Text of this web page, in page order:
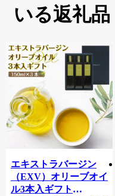
いる返礼品
エキストラバージン
（EXV）オリーブオイ
ル3本入ギフト